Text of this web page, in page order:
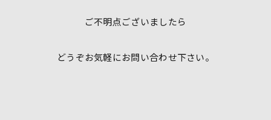
ご不明点ございましたら
どうぞお気軽にお問い合わせ下さい。